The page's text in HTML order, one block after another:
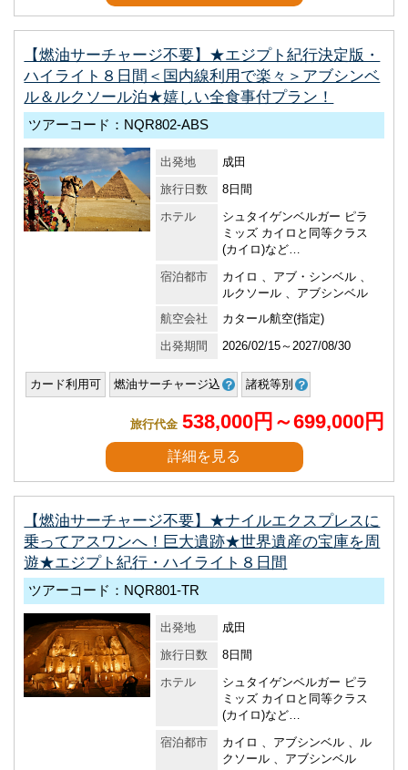
【燃油サーチャージ不要】★エジプト紀行決定版・
ハイライト８日間＜国内線利用で楽々＞アブシンベ
ル＆ルクソール泊★嬉しい全食事付プラン！
ツアーコード：NQR802-ABS
出発地
成田
旅行日数
8日間
ホテル
シュタイゲンベルガー ピラ
ミッズ カイロと同等クラス
(カイロ)など…
宿泊都市
カイロ 、アブ・シンベル 、
ルクソール 、アブシンベル
航空会社
カタール航空(指定)
出発期間
2026/02/15～2027/08/30
カード利用可 燃油サーチャージ込 諸税等別
旅行代金 538,000円～699,000円
詳細を見る
【燃油サーチャージ不要】★ナイルエクスプレスに
乗ってアスワンへ！巨大遺跡★世界遺産の宝庫を周
遊★エジプト紀行・ハイライト８日間
ツアーコード：NQR801-TR
出発地
成田
旅行日数
8日間
ホテル
シュタイゲンベルガー ピラ
ミッズ カイロと同等クラス
(カイロ)など…
宿泊都市
カイロ 、アブシンベル 、ル
クソール 、アブシンベル